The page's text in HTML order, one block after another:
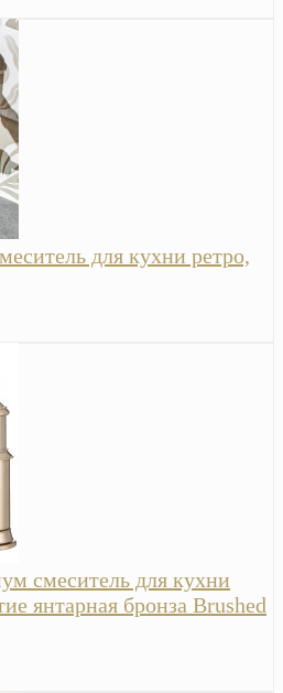
для кухни ретро,
смеситель для кухни
янтарная бронза Brushed